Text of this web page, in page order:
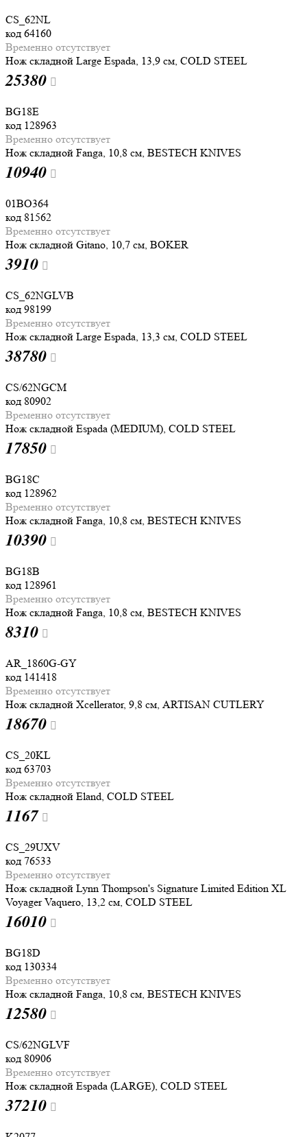
CS_62NL
код 64160
Временно отсутствует
Нож складной Large Espada, 13,9 см, COLD STEEL
25380
BG18E
код 128963
Временно отсутствует
Нож складной Fanga, 10,8 см, BESTECH KNIVES
10940
01BO364
код 81562
Временно отсутствует
Нож складной Gitano, 10,7 см, BOKER
3910
CS_62NGLVB
код 98199
Временно отсутствует
Нож складной Large Espada, 13,3 см, COLD STEEL
38780
CS/62NGCM
код 80902
Временно отсутствует
Нож складной Espada (MEDIUM), COLD STEEL
17850
BG18C
код 128962
Временно отсутствует
Нож складной Fanga, 10,8 см, BESTECH KNIVES
10390
BG18B
код 128961
Временно отсутствует
Нож складной Fanga, 10,8 см, BESTECH KNIVES
8310
AR_1860G-GY
код 141418
Временно отсутствует
Нож складной Xcellerator, 9,8 см, ARTISAN CUTLERY
18670
CS_20KL
код 63703
Временно отсутствует
Нож складной Eland, COLD STEEL
1167
CS_29UXV
код 76533
Временно отсутствует
Нож складной Lynn Thompson's Signature Limited Edition XL
Voyager Vaquero, 13,2 см, COLD STEEL
16010
BG18D
код 130334
Временно отсутствует
Нож складной Fanga, 10,8 см, BESTECH KNIVES
12580
CS/62NGLVF
код 80906
Временно отсутствует
Нож складной Espada (LARGE), COLD STEEL
37210